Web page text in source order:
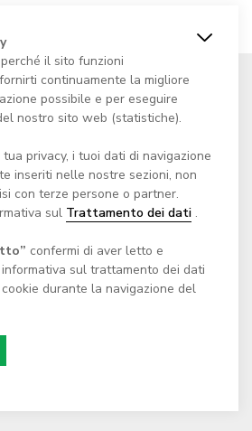
Centro culturale
dei Landfogti
Via Cantonale 65
di Monteceneri
CH - 6804 Bironico
il sito funzioni
continuamente la migliore
possibile e per eseguire
nostro sito web (statistiche).
privacy, i tuoi dati di navigazione
inseriti nelle nostre sezioni, non
con terze persone o partner.
sul Trattamento dei dati .
confermi di aver letto e
sul trattamento dei dati
durante la navigazione del